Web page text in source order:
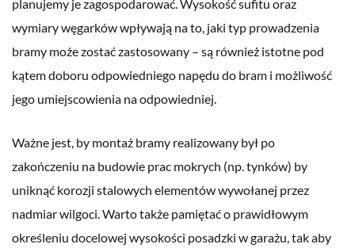
planujemy je zagospodarować. Wysokość sufitu oraz
wymiary węgarków wpływają na to, jaki typ prowadzenia
bramy może zostać zastosowany – są również istotne pod
kątem doboru odpowiedniego napędu do bram i możliwość
jego umiejscowienia na odpowiedniej.
Ważne jest, by montaż bramy realizowany był po
zakończeniu na budowie prac mokrych (np. tynków) by
uniknąć korozji stalowych elementów wywołanej przez
nadmiar wilgoci. Warto także pamiętać o prawidłowym
określeniu docelowej wysokości posadzki w garażu, tak aby